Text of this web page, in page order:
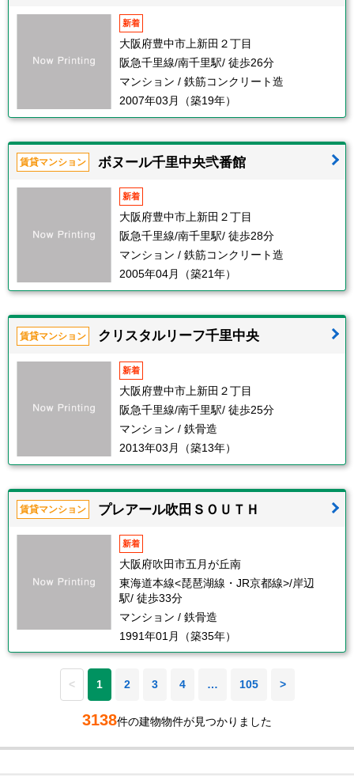
新着
大阪府豊中市上新田２丁目
阪急千里線/南千里駅/ 徒歩26分
マンション / 鉄筋コンクリート造
2007年03月（築19年）
賃貸マンション ボヌール千里中央弐番館
新着
大阪府豊中市上新田２丁目
阪急千里線/南千里駅/ 徒歩28分
マンション / 鉄筋コンクリート造
2005年04月（築21年）
賃貸マンション クリスタルリーフ千里中央
新着
大阪府豊中市上新田２丁目
阪急千里線/南千里駅/ 徒歩25分
マンション / 鉄骨造
2013年03月（築13年）
賃貸マンション プレアール吹田ＳＯＵＴＨ
新着
大阪府吹田市五月が丘南
東海道本線<琵琶湖線・JR京都線>/岸辺
駅/ 徒歩33分
マンション / 鉄骨造
1991年01月（築35年）
< 1 2 3 4 … 105 >
3138件の建物物件が見つかりました